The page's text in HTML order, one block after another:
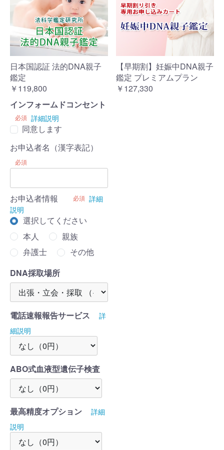
日本国認証 法的DNA親子
鑑定
￥119,800
インフォームドコンセント
必須 詳細説明
同意します
お申込者名（漢字表記）
必須
お申込者情報 必須 詳細
説明
選択してください
本人
親族
弁護士
その他
DNA採取場所
電話速報報告サービス
詳
細説明
ABO式血液型遺伝子検査
最高精度オプション
詳細
説明
【早期割】妊娠中DNA親子
鑑定 プレミアムプラン
￥127,330